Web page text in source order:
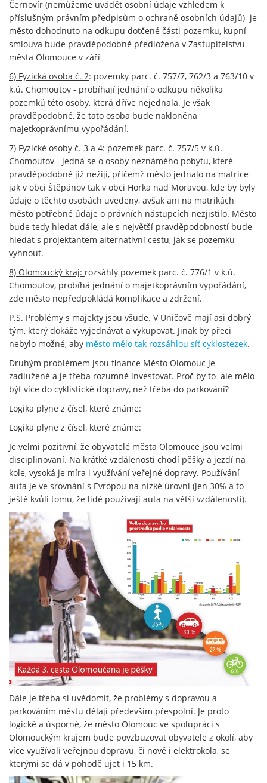
Černovír (nemůžeme uvádět osobní údaje vzhledem k
příslušným právním předpisům o ochraně osobních údajů) je
město dohodnuto na odkupu dotčené části pozemku, kupní
smlouva bude pravděpodobně předložena v Zastupitelstvu
města Olomouce v září
6) Fyzická osoba č. 2: pozemky parc. č. 757/7, 762/3 a 763/10 v
k.ú. Chomoutov - probíhají jednání o odkupu několika
pozemků této osoby, která dříve nejednala. Je však
pravděpodobné, že tato osoba bude nakloněna
majetkoprávnímu vypořádání.
7) Fyzické osoby č. 3 a 4: pozemek parc. č. 757/5 v k.ú.
Chomoutov - jedná se o osoby neznámého pobytu, které
pravděpodobně již nežijí, přičemž město jednalo na matrice
jak v obci Štěpánov tak v obci Horka nad Moravou, kde by byly
údaje o těchto osobách uvedeny, avšak ani na matrikách
město potřebné údaje o právních nástupcích nezjistilo. Město
bude tedy hledat dále, ale s největší pravděpodobností bude
hledat s projektantem alternativní cestu, jak se pozemku
vyhnout.
8) Olomoucký kraj: rozsáhlý pozemek parc. č. 776/1 v k.ú.
Chomoutov, probíhá jednání o majetkoprávním vypořádání,
zde město nepředpokládá komplikace a zdržení.
P.S. Problémy s majekty jsou všude. V Uničově mají asi dobrý
tým, který dokáže vyjednávat a vykupovat. Jinak by přeci
nebylo možné, aby město mělo tak rozsáhlou síť cyklostezek.
Druhým problémem jsou finance Město Olomouc je
zadlužené a je třeba rozumně investovat. Proč by to ale mělo
být více do cyklistické dopravy, než třeba do parkování?
Logika plyne z čísel, které známe:
Logika plyne z čísel, které známe:
Je velmi pozitivní, že obyvatelé města Olomouce jsou velmi
disciplinovaní. Na krátké vzdálenosti chodí pěšky a jezdí na
kole, vysoká je míra i využívání veřejné dopravy. Používání
auta je ve srovnání s Evropou na nízké úrovni (jen 30% a to
ještě kvůli tomu, že lidé používají auta na větší vzdálenosti).
Dále je třeba si uvědomit, že problémy s dopravou a
parkováním městu dělají především přespolní. Je proto
logické a úsporné, že město Olomouc ve spolupráci s
Olomouckým krajem bude povzbuzovat obyvatele z okolí, aby
více využívali veřejnou dopravu, či nově i elektrokola, se
kterými se dá v pohodě ujet i 15 km.